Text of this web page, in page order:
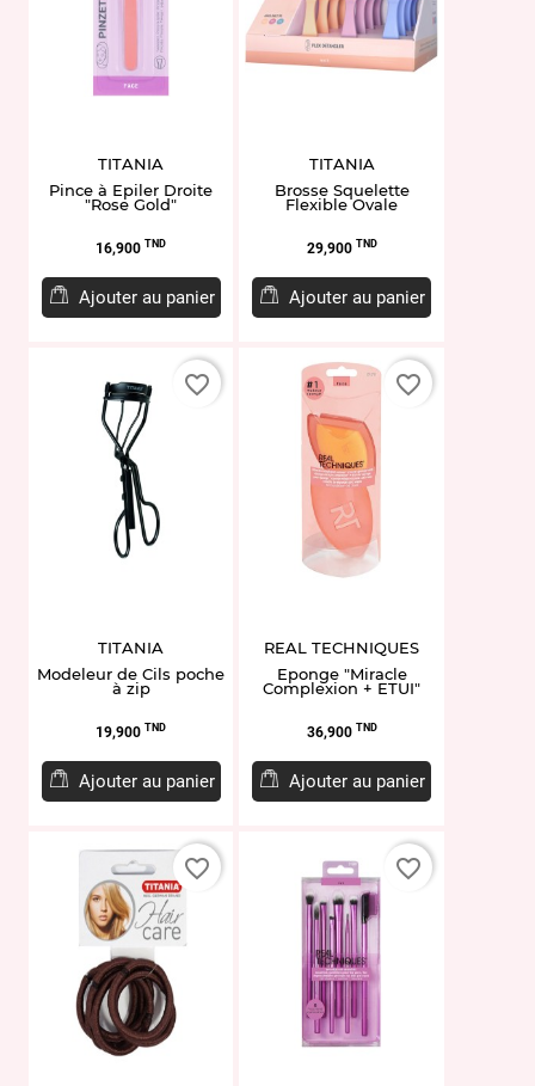
TITANIA
Pince à Epiler Droite
"Rose Gold"
Prix
16,900 TND
Ajouter au panier
TITANIA
Brosse Squelette
Flexible Ovale
Prix
29,900 TND
Ajouter au panier
TITANIA
Modeleur de Cils poche
à zip
Prix
19,900 TND
Ajouter au panier
favorite_border
REAL TECHNIQUES
Eponge "Miracle
Complexion + ETUI"
Prix
36,900 TND
Ajouter au panier
favorite_border
favorite_border favorite_border